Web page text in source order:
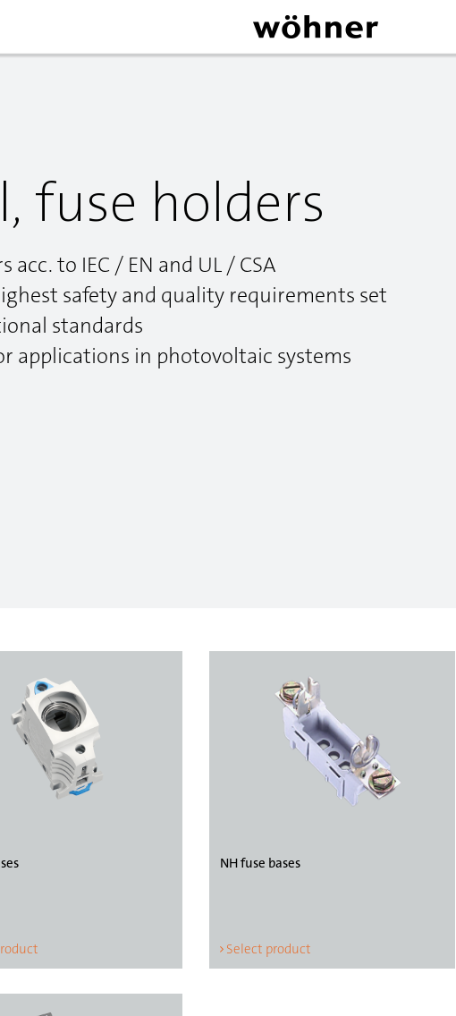
fuse holders
acc. to IEC / EN and UL / CSA
safety and quality requirements set
standards
applications in photovoltaic systems
NH fuse bases
Select product